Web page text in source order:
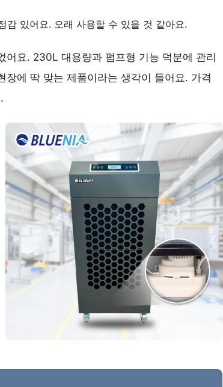
감 있어요. 오래 사용할 수 있을 것 같아요.
어요. 230L 대용량과 펌프형 기능 덕분에 관리
에 딱 맞는 제품이라는 생각이 들어요. 가격